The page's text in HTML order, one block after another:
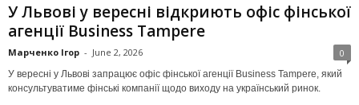
У Львові у вересні відкриють офіс фінської
агенції Business Tampere
Марченко Ігор - June 2, 2026 0
У вересні у Львові запрацює офіс фінської агенції Business Tampere, який
консультуватиме фінські компанії щодо виходу на український ринок.